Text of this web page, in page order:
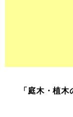
「庭木・植